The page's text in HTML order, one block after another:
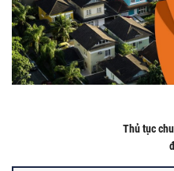
Thủ tục chuyển